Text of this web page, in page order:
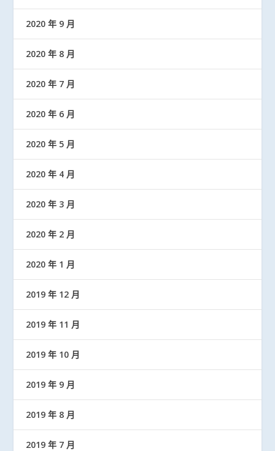
2020 年 9 月
2020 年 8 月
2020 年 7 月
2020 年 6 月
2020 年 5 月
2020 年 4 月
2020 年 3 月
2020 年 2 月
2020 年 1 月
2019 年 12 月
2019 年 11 月
2019 年 10 月
2019 年 9 月
2019 年 8 月
2019 年 7 月